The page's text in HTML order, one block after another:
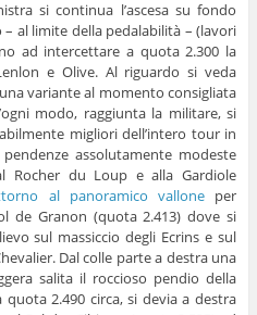
si continua l’ascesa su fondo
al limite della pedalabilità – (lavori
ad intercettare a quota 2.300 la
e Olive. Al riguardo si veda
variante al momento consigliata
modo, raggiunta la militare, si
migliori dell’intero tour in
assolutamente modeste
Rocher du Loup e alla Gardiole
al panoramico valloneper
de Granon (quota 2.413) dove si
sul massiccio degli Ecrins e sul
Dal colle parte a destra una
salita il roccioso pendio della
2.490 circa, si devia a destra